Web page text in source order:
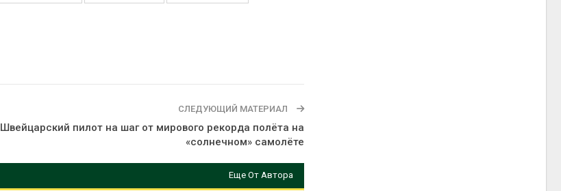
СЛЕДУЮЩИЙ МАТЕРИАЛ
Швейцарский пилот на шаг от мирового рекорда полёта на
«солнечном» самолёте
Еще От Автора